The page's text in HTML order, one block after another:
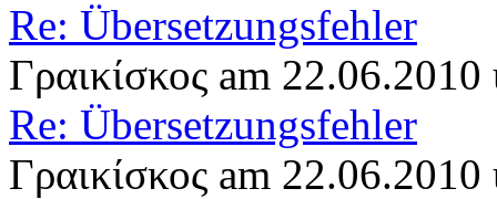
Re: Übersetzungsfehler
Γραικίσκος am
Re: Übersetzungsfehler
Γραικίσκος am